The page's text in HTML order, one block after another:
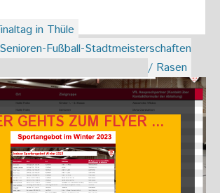
in Thüle
Fußball-Stadtmeisterschaften
/ Rasen
GEHTS ZUM FLYER ...